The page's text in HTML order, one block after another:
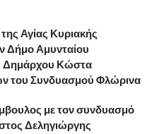
Αγίας Κυριακής
Δήμο Αμυνταίου
Δημάρχου Κώστα
του Συνδυασμού Φλώρινα
με τον συνδυασμό
Δεληγιώργης